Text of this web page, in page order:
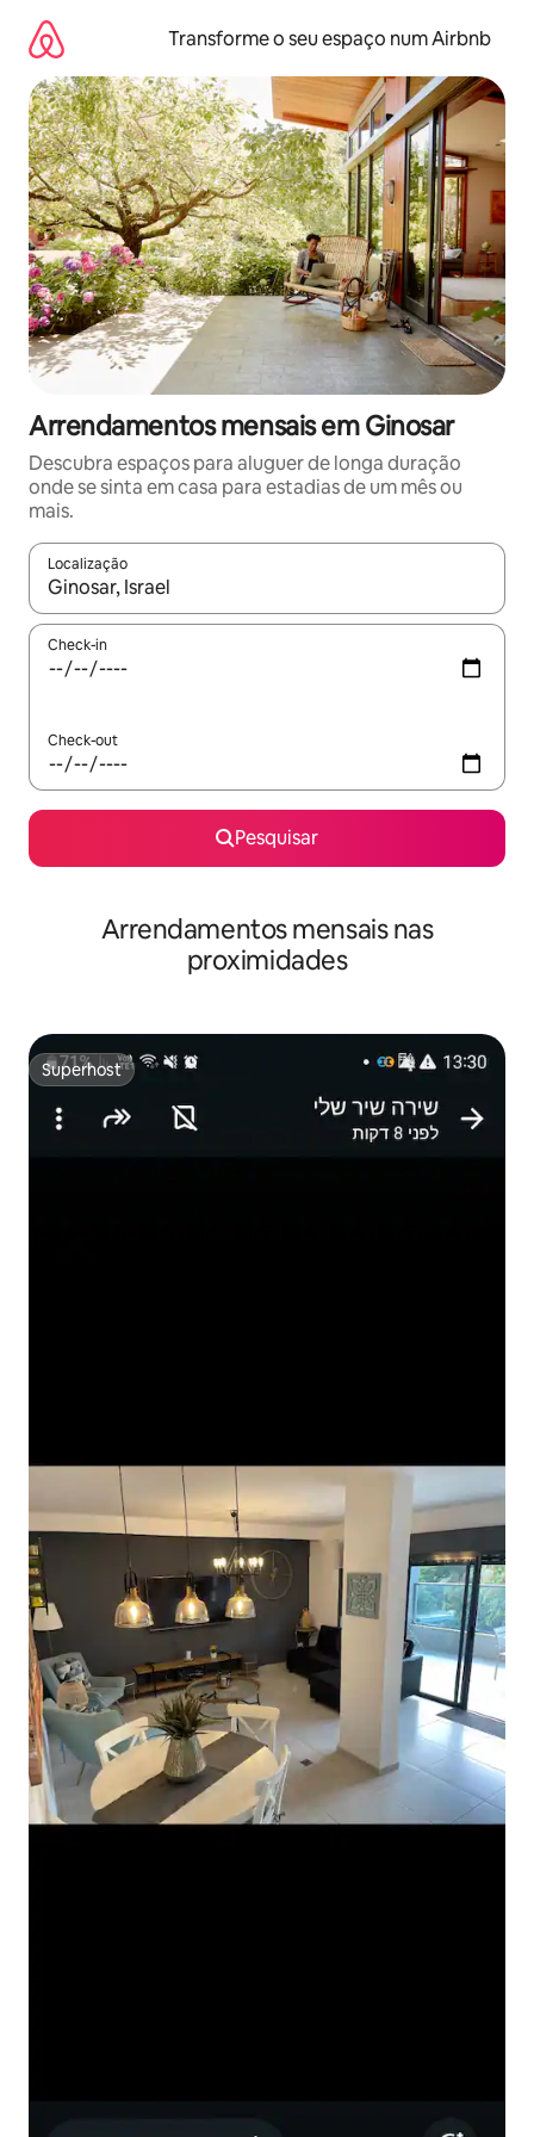
para
conteúdo
Transforme o seu espaço num Airbnb
Arrendamentos mensais em Ginosar
Descubra espaços para aluguer de longa duração
onde se sinta em casa para estadias de um mês ou
mais.
Localização
Quando os resultados estiverem disponíveis, navegue com
Check-in
Check-out
Pesquisar
Arrendamentos mensais nas
proximidades
Superhost
Superhost